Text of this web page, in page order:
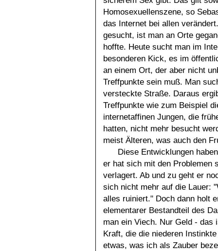
Homosexuellenszene, so
das Internet bei allen
gesucht, ist man an Orte
hoffte. Heute sucht man im
besonderen Kick, es im
an einem Ort, der aber nicht
Treffpunkte sein muß. Man
versteckte Straße. Daraus
Treffpunkte wie zum Beispiel
internetaffinen Jungen, die
hatten, nicht mehr besucht
meist Älteren, was auch den
Diese Entwicklungen
er hat sich mit den Problemen
verlagert. Ab und zu geht er
sich nicht mehr auf die Lauer:
alles ruiniert." Doch dann holt
elementarer Bestandteil des
man ein Viech. Nur Geld - das
Kraft, die die niederen
etwas, was ich als Zauber